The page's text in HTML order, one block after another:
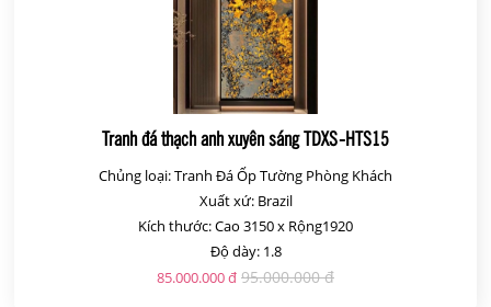
Tranh đá thạch anh xuyên sáng TDXS-HTS15
Chủng loại: Tranh Đá Ốp Tường Phòng Khách
Xuất xứ: Brazil
Kích thước: Cao 3150 x Rộng1920
Độ dày: 1.8
85.000.000 đ 95.000.000 đ